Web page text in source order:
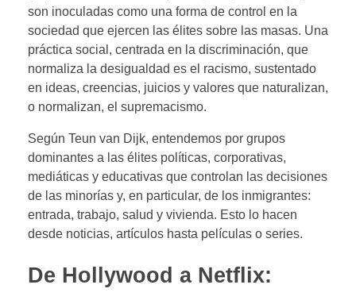
son inoculadas como una forma de control en la
sociedad que ejercen las élites sobre las masas. Una
práctica social, centrada en la discriminación, que
normaliza la desigualdad es el racismo, sustentado
en ideas, creencias, juicios y valores que naturalizan,
o normalizan, el supremacismo.
Según Teun van Dijk, entendemos por grupos
dominantes a las élites políticas, corporativas,
mediáticas y educativas que controlan las decisiones
de las minorías y, en particular, de los inmigrantes:
entrada, trabajo, salud y vivienda. Esto lo hacen
desde noticias, artículos hasta películas o series.
De Hollywood a Netflix: